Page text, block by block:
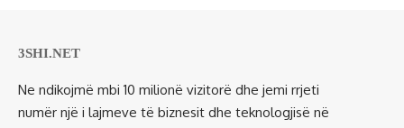
3SHI.NET
Ne ndikojmë mbi 10 milionë vizitorë dhe jemi rrjeti
numër një i lajmeve të biznesit dhe teknologjisë në